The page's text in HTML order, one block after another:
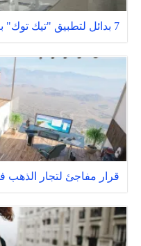
7 بدائل لتطبيق "تيك توك" بعضها لم تسمع عنه من قبل
قرار مفاجئ لتجار